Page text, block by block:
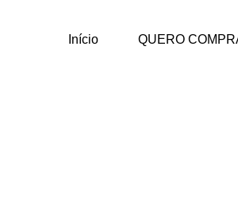
Início QUERO